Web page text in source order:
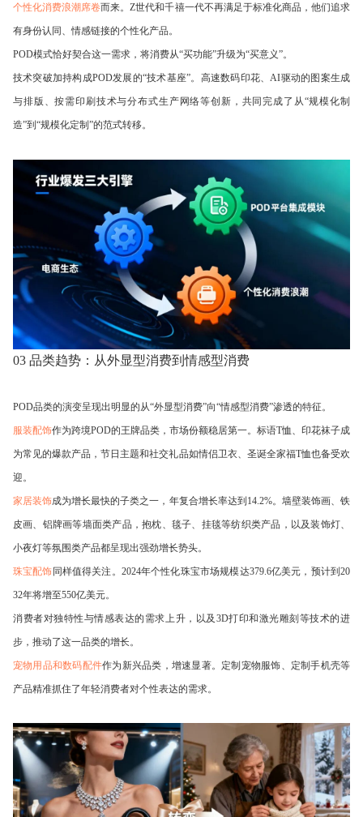
个性化消费浪潮席卷而来。Z世代和千禧一代不再满足于标准化商品，他们追求
有身份认同、情感链接的个性化产品。
POD模式恰好契合这一需求，将消费从“买功能”升级为“买意义”。
技术突破加持构成POD发展的“技术基座”。高速数码印花、AI驱动的图案生成
与排版、按需印刷技术与分布式生产网络等创新，共同完成了从“规模化制
造”到“规模化定制”的范式转移。
03 品类趋势：从外显型消费到情感型消费
POD品类的演变呈现出明显的从“外显型消费”向“情感型消费”渗透的特征。
服装配饰作为跨境POD的王牌品类，市场份额稳居第一。标语T恤、印花袜子成
为常见的爆款产品，节日主题和社交礼品如情侣卫衣、圣诞全家福T恤也备受欢
迎。
家居装饰成为增长最快的子类之一，年复合增长率达到14.2%。墙壁装饰画、铁
皮画、铝牌画等墙面类产品，抱枕、毯子、挂毯等纺织类产品，以及装饰灯、
小夜灯等氛围类产品都呈现出强劲增长势头。
珠宝配饰 同样值得关注。2024年个性化珠宝市场规模达379.6亿美元，预计到20
32年将增至550亿美元。
消费者对独特性与情感表达的需求上升，以及3D打印和激光雕刻等技术的进
步，推动了这一品类的增长。
宠物用品和数码配件作为新兴品类，增速显著。定制宠物服饰、定制手机壳等
产品精准抓住了年轻消费者对个性表达的需求。